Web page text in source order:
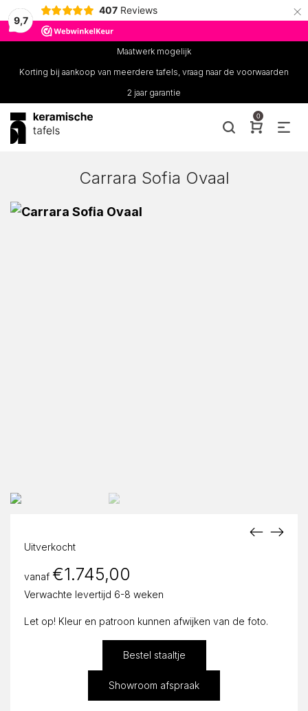
9,7
407 Reviews ×
Maatwerk mogelijk
Korting bij aankoop van meerdere tafels, vraag naar de voorwaarden
2 jaar garantie
0
Carrara Sofia Ovaal
Uitverkocht
vanaf €1.745,00
Verwachte levertijd 6-8 weken
Let op! Kleur en patroon kunnen afwijken van de foto.
Bestel staaltje
Showroom afspraak